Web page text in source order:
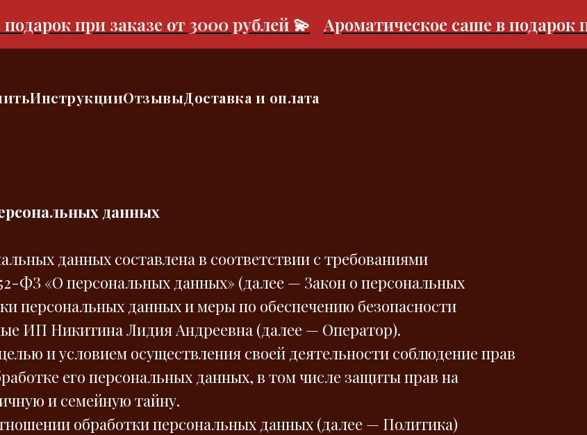
при заказе от 3000 рублей 💫 Ароматическое саше в подарок
ИнструкцииОтзывыДоставка и оплата
данных
данных составлена в соответствии с требованиями
ФЗ «О персональных данных» (далее — Закон о персональных
персональных данных и меры по обеспечению безопасности
ИП Никитина Лидия Андреевна (далее — Оператор).
и условием осуществления своей деятельности соблюдение прав
его персональных данных, в том числе защиты прав на
и семейную тайну.
обработки персональных данных (далее — Политика)